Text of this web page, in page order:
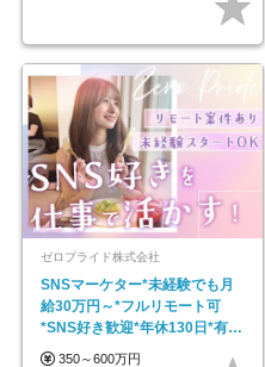
ゼロプライド株式会社
SNSマーケター*未経験でも月
給30万円～*フルリモート可
*SNS好き歓迎*年休130日*有休
取得率100%
350～600万円